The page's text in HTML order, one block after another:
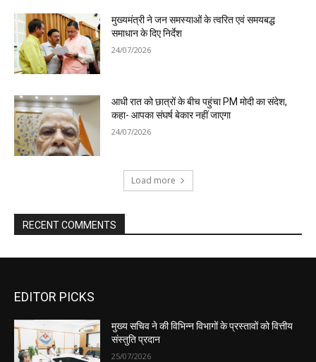
EDITOR PICKS
मुख्य सचिव ने की विभिन्न विभागों के प्रस्तावों को वित्तीय
संस्तुति प्रदान
25/07/2026